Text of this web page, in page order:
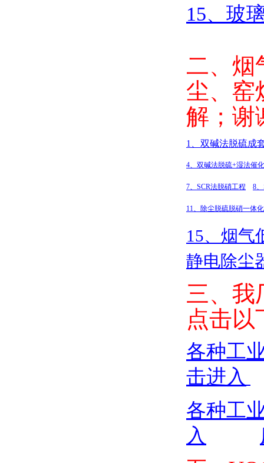
15、玻
二、烟
尘、窑
解；谢
1 、双碱法脱硫成
4、双碱法脱硫+湿法催
7、SCR法脱硝工程 8
11 、除尘脱硫脱硝一体
15、烟气
静电除尘
三、我
点击以
各种工
击进入
各种工
入